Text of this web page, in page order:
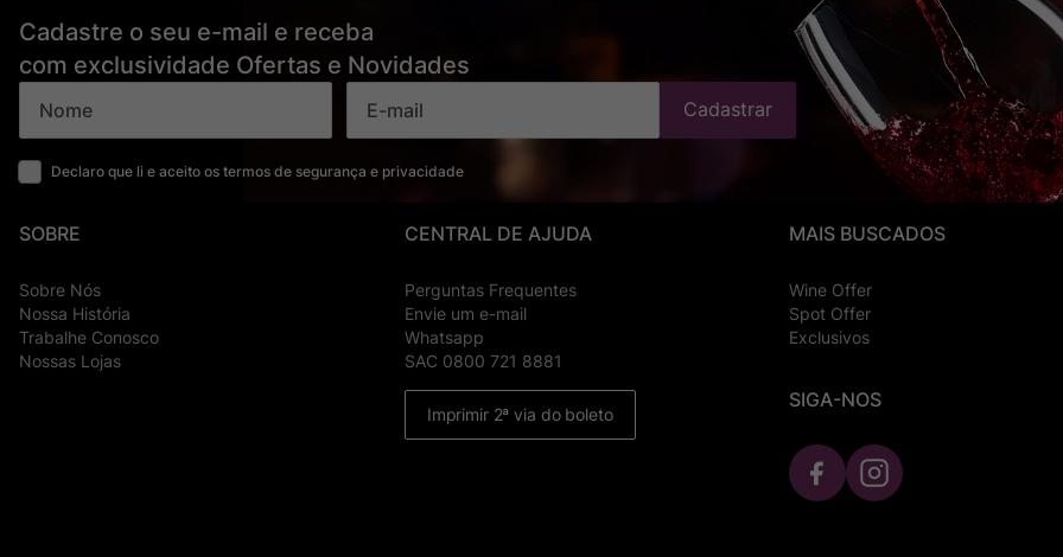
Cadastre o seu e-mail e receba
com exclusividade Ofertas e Novidades
Declaro que li e aceito os termos de segurança e privacidade
Cadastrar
SOBRE
Sobre Nós
Nossa História
Trabalhe Conosco
Nossas Lojas
CENTRAL DE AJUDA
Perguntas Frequentes
Envie um e-mail
Whatsapp
SAC 0800 721 8881
Imprimir 2ª via do boleto
MAIS BUSCADOS
Wine Offer
Spot Offer
Exclusivos
SIGA-NOS